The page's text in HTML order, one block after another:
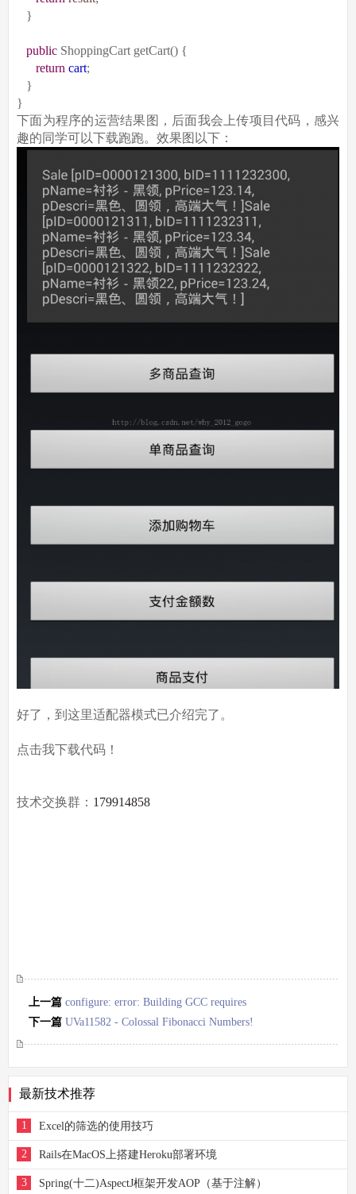
}
public ShoppingCart getCart() {
return cart;
}
}
下面为程序的运营结果图，后面我会上传项目代码，感兴
趣的同学可以下载跑跑。效果图以下：
好了，到这里适配器模式已介绍完了。
点击我下载代码！
技术交换群： 179914858
上一篇 configure: error: Building GCC requires
GMP 4.2+, MPFR 2.4.0+ and MPC 0.8.0+.
下一篇 UVa11582 - Colossal Fibonacci Numbers!
(模运算)
最新技术推荐
1 Excel的筛选的使用技巧
2 Rails在MacOS上搭建Heroku部署环境
3 Spring(十二)AspectJ框架开发AOP（基于注解）